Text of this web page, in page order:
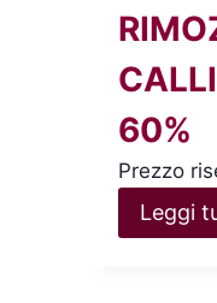
60%
Prezzo
Leggi